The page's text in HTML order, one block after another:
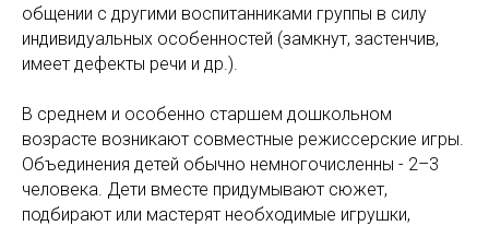
общении с другими воспитанниками группы в силу
индивидуальных особенностей (замкнут, застенчив,
имеет дефекты речи и др.).
В среднем и особенно старшем дошкольном
возрасте возникают совместные режиссерские игры.
Объединения детей обычно немногочисленны - 2–3
человека. Дети вместе придумывают сюжет,
подбирают или мастерят необходимые игрушки,